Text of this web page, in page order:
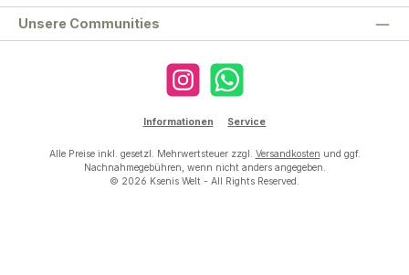
Unsere Communities
Instagram WhatsApp
Informationen Service
Alle Preise inkl. gesetzl. Mehrwertsteuer zzgl. Versandkosten und ggf.
Nachnahmegebühren, wenn nicht anders angegeben.
© 2026 Ksenis Welt - All Rights Reserved.